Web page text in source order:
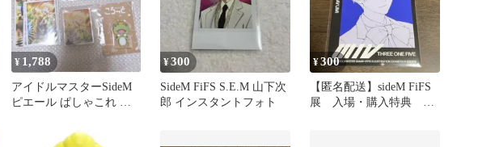
¥ 1,788
アイドルマスターSideM
ピエール ぱしゃこれ 箔
¥300
SideM FiFS S.E.M 山下次
郎 インスタントフォト
¥300
【匿名配送】sideM FiFS
展 入場・購入特典 眉